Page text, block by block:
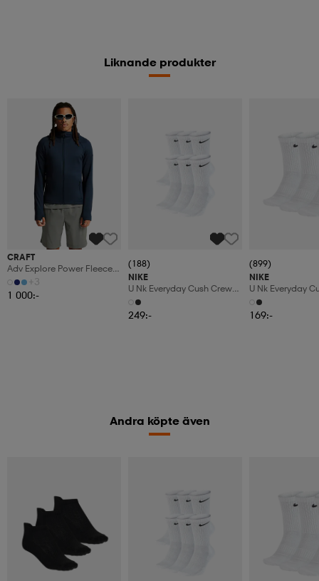
Liknande produkter
CRAFT
Adv Explore Power Fleece
Hood Jkt M
+3
1 000:-
(188)
NIKE
U Nk Everyday Cush Crew
6pr-Bd
249:-
(899)
NIKE
U Nk Everyday
3pr
169:-
Andra köpte även